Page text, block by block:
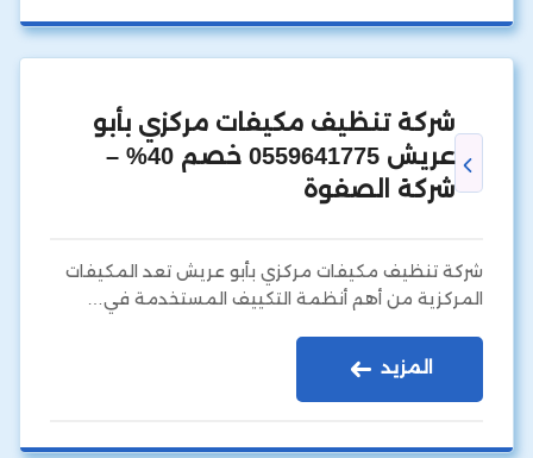
شركة تنظيف مكيفات مركزي بأبو
عريش 0559641775 خصم 40% –
شركة الصفوة
شركة تنظيف مكيفات مركزي بأبو عريش تعد المكيفات
المركزية من أهم أنظمة التكييف المستخدمة في…
المزيد